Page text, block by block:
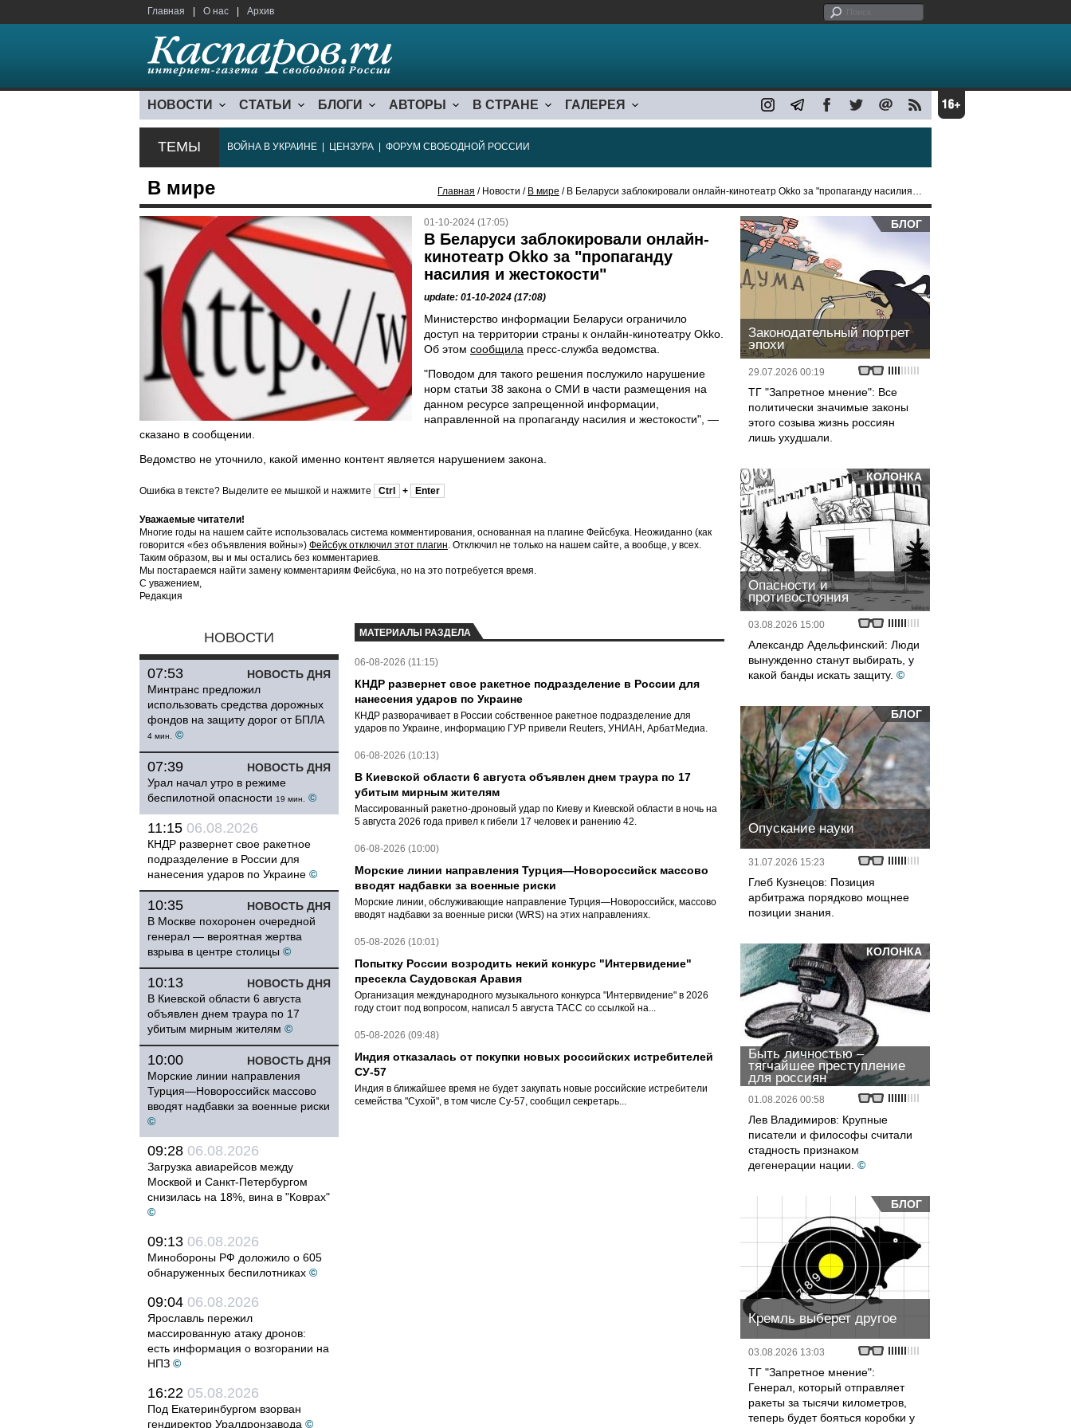
Главная О нас Архив
НОВОСТИ СТАТЬИ БЛОГИ АВТОРЫ В СТРАНЕ ГАЛЕРЕЯ
ТЕМЫ ВОЙНА В УКРАИНЕ ЦЕНЗУРА ФОРУМ СВОБОДНОЙ РОССИИ
В мире Главная / Новости / В мире / В Беларуси заблокировали онлайн-кинотеатр Okko за "пропаганду насилия и жестокости"
01-10-2024 (17:05)
В Беларуси заблокировали онлайн-
кинотеатр Okko за "пропаганду
насилия и жестокости"
update: 01-10-2024 (17:08)
Министерство информации Беларуси ограничило
доступ на территории страны к онлайн-кинотеатру Okko.
Об этом сообщила пресс-служба ведомства.
"Поводом для такого решения послужило нарушение
норм статьи 38 закона о СМИ в части размещения на
данном ресурсе запрещенной информации,
направленной на пропаганду насилия и жестокости", —
сказано в сообщении.
Ведомство не уточнило, какой именно контент является нарушением закона.
Ошибка в тексте? Выделите ее мышкой и нажмите Ctrl + Enter
Уважаемые читатели!
Многие годы на нашем сайте использовалась система комментирования, основанная на плагине Фейсбука. Неожиданно (как
говорится «без объявления войны») Фейсбук отключил этот плагин. Отключил не только на нашем сайте, а вообще, у всех.
Таким образом, вы и мы остались без комментариев.
Мы постараемся найти замену комментариям Фейсбука, но на это потребуется время.
С уважением,
Редакция
НОВОСТИ
НОВОСТЬ ДНЯ
07:53
Минтранс предложил
использовать средства дорожных
фондов на защиту дорог от БПЛА
4 мин. ©
НОВОСТЬ ДНЯ
07:39
Урал начал утро в режиме
беспилотной опасности 19 мин. ©
11:15 06.08.2026
КНДР развернет свое ракетное
подразделение в России для
нанесения ударов по Украине ©
НОВОСТЬ ДНЯ
10:35
В Москве похоронен очередной
генерал — вероятная жертва
взрыва в центре столицы ©
НОВОСТЬ ДНЯ
10:13
В Киевской области 6 августа
объявлен днем траура по 17
убитым мирным жителям ©
НОВОСТЬ ДНЯ
10:00
Морские линии направления
Турция—Новороссийск массово
вводят надбавки за военные риски
©
09:28 06.08.2026
Загрузка авиарейсов между
Москвой и Санкт-Петербургом
снизилась на 18%, вина в "Коврах"
©
09:13 06.08.2026
Минобороны РФ доложило о 605
обнаруженных беспилотниках ©
09:04 06.08.2026
Ярославль пережил
массированную атаку дронов:
есть информация о возгорании на
НПЗ ©
16:22 05.08.2026
Под Екатеринбургом взорван
гендиректор Уралдронзавода ©
МАТЕРИАЛЫ РАЗДЕЛА
06-08-2026 (11:15)
КНДР развернет свое ракетное подразделение в России для
нанесения ударов по Украине
КНДР разворачивает в России собственное ракетное подразделение для
ударов по Украине, информацию ГУР привели Reuters, УНИАН, АрбатМедиа.
06-08-2026 (10:13)
В Киевской области 6 августа объявлен днем траура по 17
убитым мирным жителям
Массированный ракетно-дроновый удар по Киеву и Киевской области в ночь на
5 августа 2026 года привел к гибели 17 человек и ранению 42.
06-08-2026 (10:00)
Морские линии направления Турция—Новороссийск массово
вводят надбавки за военные риски
Морские линии, обслуживающие направление Турция—Новороссийск, массово
вводят надбавки за военные риски (WRS) на этих направлениях.
05-08-2026 (10:01)
Попытку России возродить некий конкурс "Интервидение"
пресекла Саудовская Аравия
Организация международного музыкального конкурса "Интервидение" в 2026
году стоит под вопросом, написал 5 августа ТАСС со ссылкой на...
05-08-2026 (09:48)
Индия отказалась от покупки новых российских истребителей
СУ-57
Индия в ближайшее время не будет закупать новые российские истребители
семейства "Сухой", в том числе Су-57, сообщил секретарь...
БЛОГ
Законодательный портрет
эпохи
29.07.2026 00:19
ТГ "Запретное мнение": Все
политически значимые законы
этого созыва жизнь россиян
лишь ухудшали.
КОЛОНКА
Опасности и
противостояния
03.08.2026 15:00
Александр Адельфинский: Люди
вынужденно станут выбирать, у
какой банды искать защиту. ©
БЛОГ
Опускание науки
31.07.2026 15:23
Глеб Кузнецов: Позиция
арбитража порядково мощнее
позиции знания.
КОЛОНКА
Быть личностью –
тягчайшее преступление
для россиян
01.08.2026 00:58
Лев Владимиров: Крупные
писатели и философы считали
стадность признаком
дегенерации нации. ©
БЛОГ
Кремль выберет другое
03.08.2026 13:03
ТГ "Запретное мнение":
Генерал, который отправляет
ракеты за тысячи километров,
теперь будет бояться коробки у